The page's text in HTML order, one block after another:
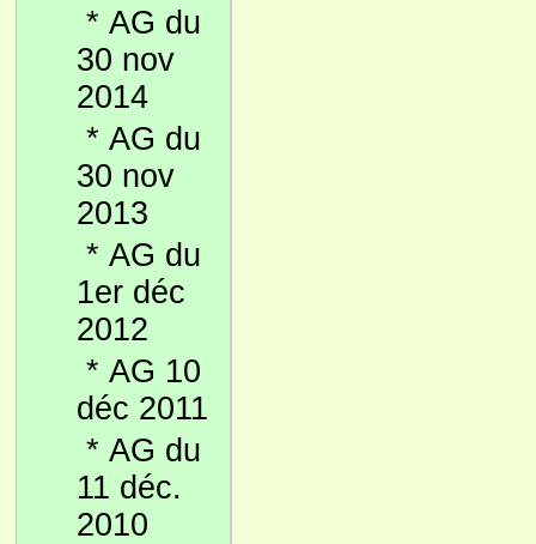
* AG du
30 nov
2014
* AG du
30 nov
2013
* AG du
1er déc
2012
* AG 10
déc 2011
* AG du
11 déc.
2010